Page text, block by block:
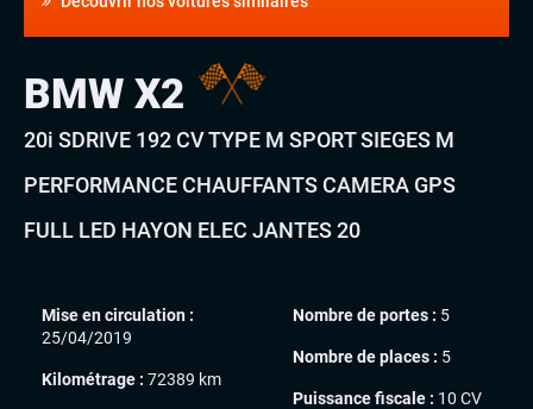
BMW X2
20i SDRIVE 192 CV TYPE M SPORT SIEGES M
PERFORMANCE CHAUFFANTS CAMERA GPS
FULL LED HAYON ELEC JANTES 20
Mise en circulation :
25/04/2019
Kilométrage : 72389 km
Nombre de portes : 5
Nombre de places : 5
Puissance fiscale : 10 CV